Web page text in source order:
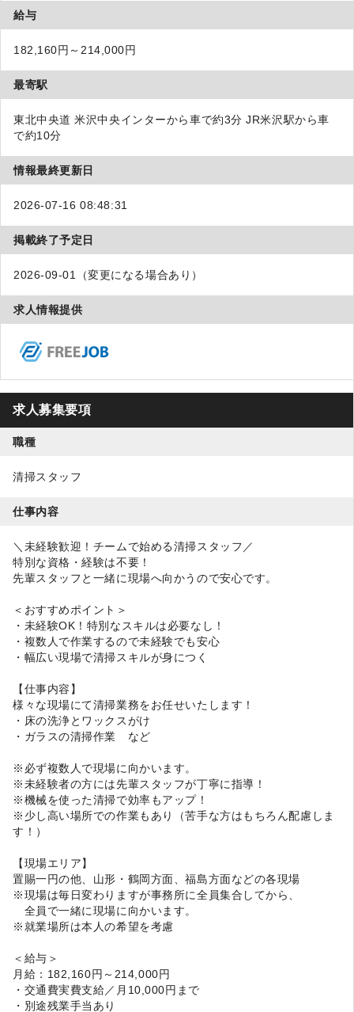
給与
182,160円～214,000円
最寄駅
東北中央道 米沢中央インターから車で約3分 JR米沢駅から車
で約10分
情報最終更新日
2026-07-16 08:48:31
掲載終了予定日
2026-09-01（変更になる場合あり）
求人情報提供
求人募集要項
職種
清掃スタッフ
仕事内容
＼未経験歓迎！チームで始める清掃スタッフ／
特別な資格・経験は不要！
先輩スタッフと一緒に現場へ向かうので安心です。
＜おすすめポイント＞
・未経験OK！特別なスキルは必要なし！
・複数人で作業するので未経験でも安心
・幅広い現場で清掃スキルが身につく
【仕事内容】
様々な現場にて清掃業務をお任せいたします！
・床の洗浄とワックスがけ
・ガラスの清掃作業 など
※必ず複数人で現場に向かいます。
※未経験者の方には先輩スタッフが丁寧に指導！
※機械を使った清掃で効率もアップ！
※少し高い場所での作業もあり（苦手な方はもちろん配慮しま
す！）
【現場エリア】
置賜一円の他、山形・鶴岡方面、福島方面などの各現場
※現場は毎日変わりますが事務所に全員集合してから、
全員で一緒に現場に向かいます。
※就業場所は本人の希望を考慮
＜給与＞
月給：182,160円～214,000円
・交通費実費支給／月10,000円まで
・別途残業手当あり